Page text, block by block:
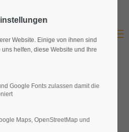
Website. Einige von ihnen sind
helfen, diese Website und Ihre
Google Fonts zulassen damit die
Maps, OpenStreetMap und